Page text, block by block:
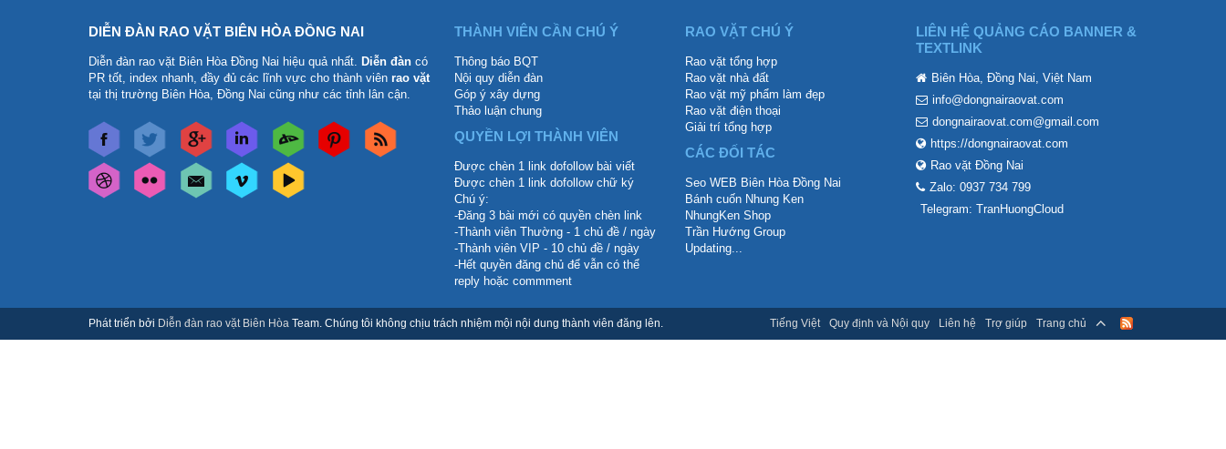
DIỄN ĐÀN RAO VẶT BIÊN HÒA ĐỒNG NAI
Diễn đàn rao vặt Biên Hòa Đồng Nai hiệu quả nhất. Diễn đàn có
PR tốt, index nhanh, đầy đủ các lĩnh vực cho thành viên rao vặt
tại thị trường Biên Hòa, Đồng Nai cũng như các tỉnh lân cận.
THÀNH VIÊN CẦN CHÚ Ý
Thông báo BQT
Nội quy diễn đàn
Góp ý xây dựng
Thảo luận chung
QUYỀN LỢI THÀNH VIÊN
Được chèn 1 link dofollow bài viết
Được chèn 1 link dofollow chữ ký
Chú ý:
-Đăng 3 bài mới có quyền chèn link
-Thành viên Thường - 1 chủ đề / ngày
-Thành viên VIP - 10 chủ đề / ngày
-Hết quyền đăng chủ để vẫn có thể
reply hoặc commment
RAO VẶT CHÚ Ý
Rao vặt tổng hợp
Rao vặt nhà đất
Rao vặt mỹ phẩm làm đẹp
Rao vặt điện thoại
Giải trí tổng hợp
CÁC ĐỐI TÁC
Seo WEB Biên Hòa Đồng Nai
Bánh cuốn Nhung Ken
NhungKen Shop
Trần Hướng Group
Updating...
LIÊN HỆ QUẢNG CÁO BANNER &
TEXTLINK
Biên Hòa, Đồng Nai, Việt Nam
info@dongnairaovat.com
dongnairaovat.com@gmail.com
https://dongnairaovat.com
Rao vặt Đồng Nai
Zalo: 0937 734 799
Telegram: TranHuongCloud
Phát triển bởi Diễn đàn rao vặt Biên Hòa Team. Chúng tôi không chịu trách nhiệm mội nội dung thành viên đăng lên. Tiếng Việt Quy định và Nội quy Liên hệ Trợ giúp Trang chủ